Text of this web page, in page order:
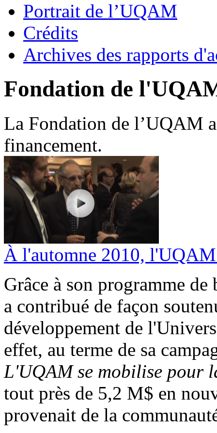
Portrait de l’UQAM
Crédits
Archives des rapports
Fondation de
La Fondation de l’UQAM
financement.
À l'automne 2010,
Grâce à son programme
a contribué de façon
développement de
effet, au terme de sa
L'UQAM se mobilise pour
tout près de 5,2 M$ en
provenait de la